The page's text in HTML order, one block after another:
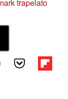
trapelato